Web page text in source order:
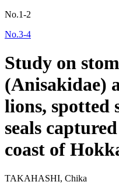
No.1-2
No.3-4
Study on
(Anisakidae)
lions, spotted
seals
coast of
TAKAHASHI, Chika